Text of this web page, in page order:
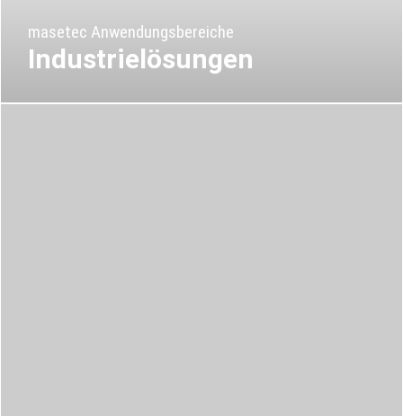
masetec Anwendungsbereiche
Industrielösungen